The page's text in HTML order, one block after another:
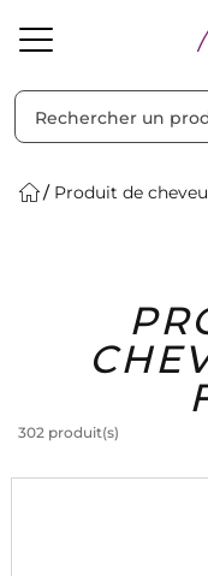
Produit de
302 produit(s)